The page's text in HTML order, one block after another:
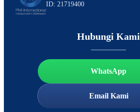
ID: 21719400
Hubungi Kami
WhatsApp
Email Kami